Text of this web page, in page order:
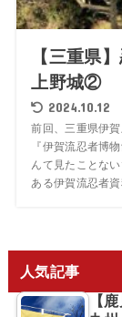
【三重県
上野城②
2024.10.12
前回、三重県伊
『伊賀流忍者博
んて見たことな
ある伊賀流忍者
人気記事
【